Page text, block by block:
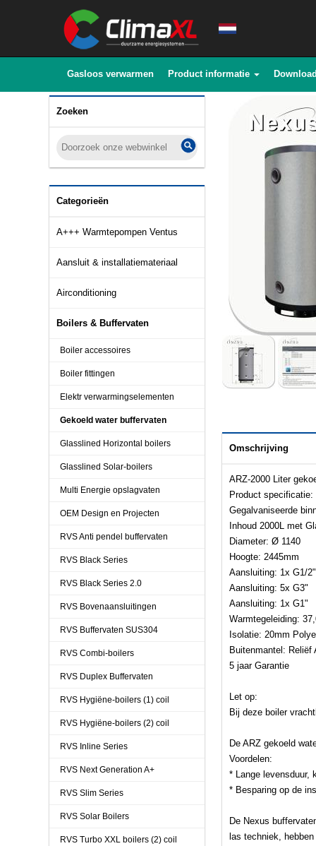
Gasloos verwarmen Product informatie
Zoeken
Categorieën
A+++ Warmtepompen Ventus
Aansluit & installatiemateriaal
Airconditioning
Boilers & Buffervaten
Boiler accessoires
Boiler fittingen
Elektr verwarmingselementen
Gekoeld water buffervaten
Glasslined Horizontal boilers
Glasslined Solar-boilers
Multi Energie opslagvaten
OEM Design en Projecten
RVS Anti pendel buffervaten
RVS Black Series
RVS Black Series 2.0
RVS Bovenaansluitingen
RVS Buffervaten SUS304
RVS Combi-boilers
RVS Duplex Buffervaten
RVS Hygiëne-boilers (1) coil
RVS Hygiëne-boilers (2) coil
RVS Inline Series
RVS Next Generation A+
RVS Slim Series
RVS Solar Boilers
RVS Turbo XXL boilers (2) coil
Omschrijving
ARZ-2000 Liter
Product specificatie:
Gegalvaniseerde
Inhoud 2000L met
Diameter: Ø 1140
Hoogte: 2445mm
Aansluiting: 1x G1/2"
Aansluiting: 5x G3"
Aansluiting: 1x G1"
Warmtegeleiding:
Isolatie: 20mm
Buitenmantel: Reliëf
5 jaar Garantie
Let op:
Bij deze boiler
De ARZ gekoeld
Voordelen:
* Lange levensduur,
* Besparing op de
De Nexus
las techniek,